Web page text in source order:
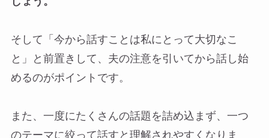
そして「今から話すことは私にとって大切なこ
と」と前置きして、夫の注意を引いてから話し始
めるのがポイントです。
また、一度にたくさんの話題を詰め込まず、一つ
のテーマに絞って話すと理解されやすくなりま